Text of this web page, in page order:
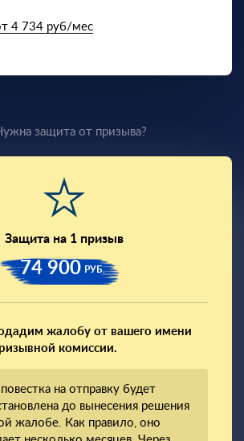
4 734 руб/мес
защита от призыва?
Защита на 1 призыв
74 900 РУБ.
жалобу от вашего имени
комиссии.
на отправку будет
до вынесения решения
жалобе. Как правило, оно